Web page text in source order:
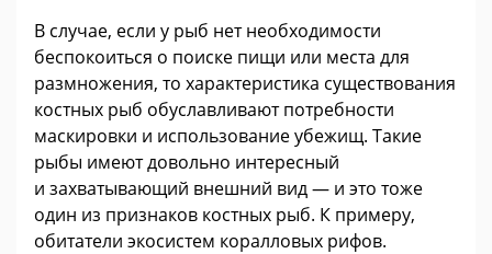
В случае, если у рыб нет необходимости
беспокоиться о поиске пищи или места для
размножения, то характеристика существования
костных рыб обуславливают потребности
маскировки и использование убежищ. Такие
рыбы имеют довольно интересный
и захватывающий внешний вид — и это тоже
один из признаков костных рыб. К примеру,
обитатели экосистем коралловых рифов.